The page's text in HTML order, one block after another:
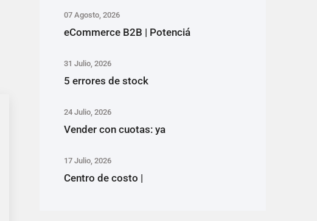
07 Agosto, 2026
eCommerce B2B | Potenciá
31 Julio, 2026
5 errores de stock
24 Julio, 2026
Vender con cuotas: ya
17 Julio, 2026
Centro de costo |